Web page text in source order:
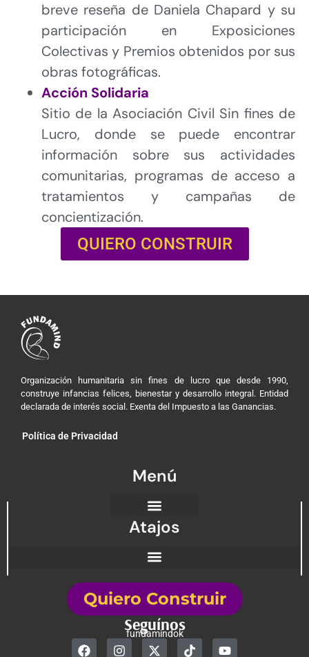
breve reseña de Daniela Chapard y su
participación en Exposiciones
Colectivas y Premios obtenidos por sus
obras fotográficas.
Acción Solidaria
Sitio de la Asociación Civil Sin fines de
Lucro, donde se puede encontrar
información sobre sus actividades
comunitarias, programas de acceso a
tratamientos y campañas de
concientización.
QUIERO CONSTRUIR
Organización humanitaria sin fines de lucro que desde 1990,
construye infancias felices, bienestar y desarrollo integral. Entidad
declarada de interés social. Exenta del Impuesto a las Ganancias.
Política de Privacidad
Menú
Atajos
Quiero Construir
Seguínos
fundamindok